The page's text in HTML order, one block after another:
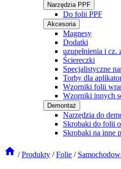
Narzędzia PPF
Do folii PPF
Akcesoria
Magnesy
Dodatki
uzupełnienia i cz.
Ściereczki
Specjalistyczne
Torby dla
Wzorniki folii
Wzorniki innych
Demontaż
Narzędzia do
Skrobaki do folii
Skrobaki na inne
/ Produkty / Folie /